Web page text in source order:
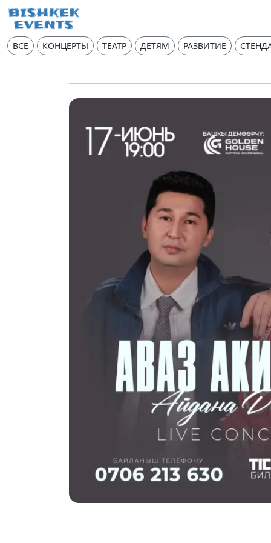
ВСЕ КОНЦЕРТЫ ТЕАТР ДЕТЯМ РАЗВИТИЕ